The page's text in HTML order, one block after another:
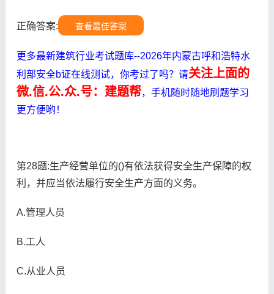
正确答案: 查看最佳答案
更多最新建筑行业考试题库--2026年内蒙古呼和浩特水
利部安全b证在线测试，你考过了吗？请关注上面的
微.信.公.众.号：建题帮，手机随时随地刷题学习
更方便哟！
第28题:生产经营单位的()有依法获得安全生产保障的权
利，并应当依法履行安全生产方面的义务。
A.管理人员
B.工人
C.从业人员